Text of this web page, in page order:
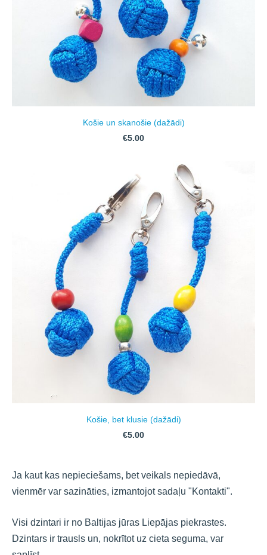
Ja kaut kas nepieciešams, bet veikals nepiedāvā,
vienmēr var sazināties, izmantojot sadaļu "Kontakti".
Visi dzintari ir no Baltijas jūras Liepājas piekrastes.
Dzintars ir trausls un, nokrītot uz cieta seguma, var
Košie un skanošie (dažādi)
€5.00
Košie, bet klusie (dažādi)
€5.00